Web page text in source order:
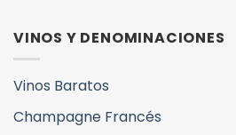
VINOS Y DENOMINACIONES
Vinos Baratos
Champagne Francés